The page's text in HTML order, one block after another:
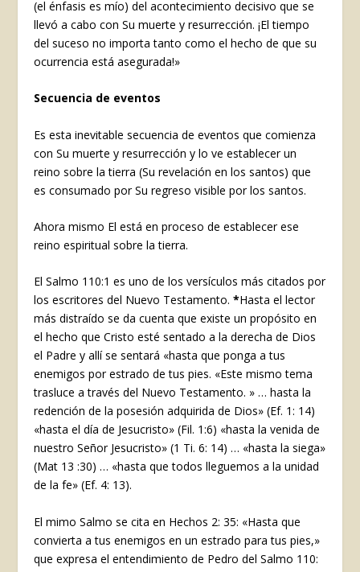
(el énfasis es mío) del acontecimiento decisivo que se
llevó a cabo con Su muerte y resurrección. ¡El tiempo
del suceso no importa tanto como el hecho de que su
ocurrencia está asegurada!»
Secuencia de eventos
Es esta inevitable secuencia de eventos que comienza
con Su muerte y resurrección y lo ve establecer un
reino sobre la tierra (Su revelación en los santos) que
es consumado por Su regreso visible por los santos.
Ahora mismo El está en proceso de establecer ese
reino espiritual sobre la tierra.
El Salmo 110:1 es uno de los versículos más citados por
los escritores del Nuevo Testamento.*Hasta el lector
más distraído se da cuenta que existe un propósito en
el hecho que Cristo esté sentado a la derecha de Dios
el Padre y allí se sentará «hasta que ponga a tus
enemigos por estrado de tus pies. «Este mismo tema
trasluce a través del Nuevo Testamento. » … hasta la
redención de la posesión adquirida de Dios» (Ef. 1: 14)
«hasta el día de Jesucristo» (Fil. 1:6) «hasta la venida de
nuestro Señor Jesucristo» (1 Ti. 6: 14) … «hasta la siega»
(Mat 13 :30) … «hasta que todos lleguemos a la unidad
de la fe» (Ef. 4: 13).
El mimo Salmo se cita en Hechos 2: 35: «Hasta que
convierta a tus enemigos en un estrado para tus pies,»
que expresa el entendimiento de Pedro del Salmo 110: